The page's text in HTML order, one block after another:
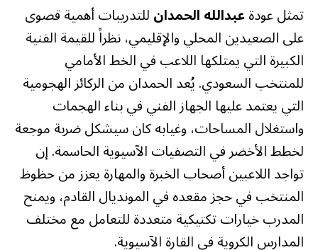
تمثل عودةعبدالله الحمدانللتدريبات أهمية قصوى
على الصعيدين المحلي والإقليمي، نظراً للقيمة الفنية
الكبيرة التي يمتلكها اللاعب في الخط الأمامي
للمنتخب السعودي. يُعد الحمدان من الركائز الهجومية
التي يعتمد عليها الجهاز الفني في بناء الهجمات
واستغلال المساحات، وغيابه كان سيشكل ضربة موجعة
لخطط الأخضر في التصفيات الآسيوية الحاسمة. إن
تواجد اللاعبين أصحاب الخبرة والمهارة يعزز من حظوظ
المنتخب في حجز مقعده في المونديال القادم، ويمنح
المدرب خيارات تكتيكية متعددة للتعامل مع مختلف
المدارس الكروية في القارة الآسيوية.